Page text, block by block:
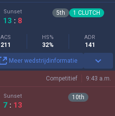
Sunset
13 : 8
5th 1 CLUTCH
ACS
211
HS%
32%
ADR
141
Meer wedstrijdinformatie
Competitief 9:43 a.m.
Sunset
7 : 13
10th